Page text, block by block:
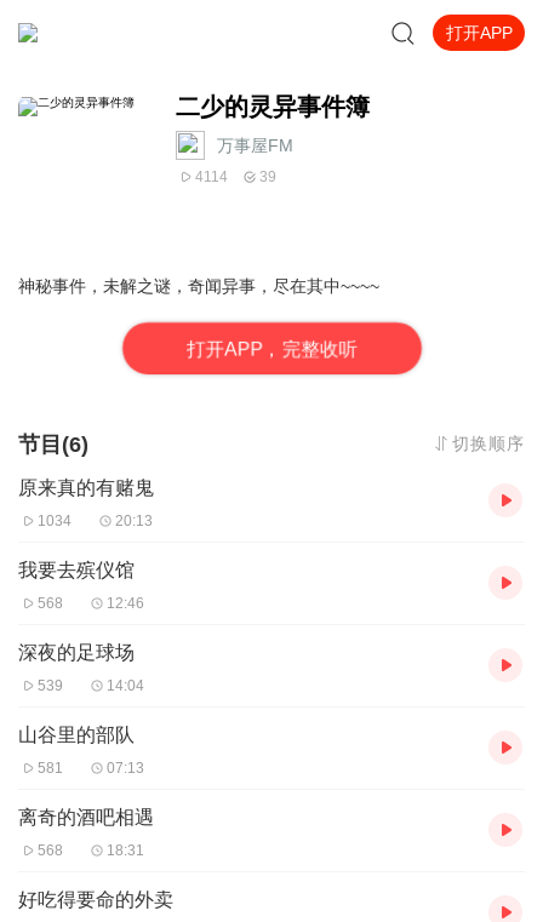
打开APP
二少的灵异事件簿
万事屋FM
4114 39
神秘事件，未解之谜，奇闻异事，尽在其中~~~~
打开APP，完整收听
节目(6) 切换顺序
原来真的有赌鬼
1034 20:13
我要去殡仪馆
568 12:46
深夜的足球场
539 14:04
山谷里的部队
581 07:13
离奇的酒吧相遇
568 18:31
好吃得要命的外卖